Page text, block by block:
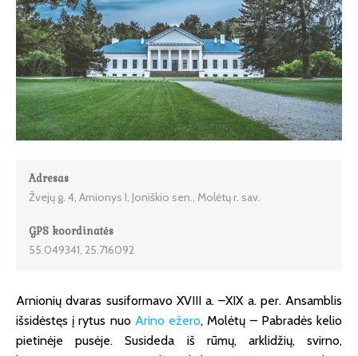
Adresas
Žvejų g. 4, Arnionys I, Joniškio sen., Molėtų r. sav.
GPS koordinatės
55.049341, 25.716092
Arnionių dvaras susiformavo XVIII a. –XIX a. per. Ansamblis
išsidėstęs į rytus nuo Arino ežero, Molėtų – Pabradės kelio
pietinėje pusėje. Susideda iš rūmų, arklidžių, svirno,